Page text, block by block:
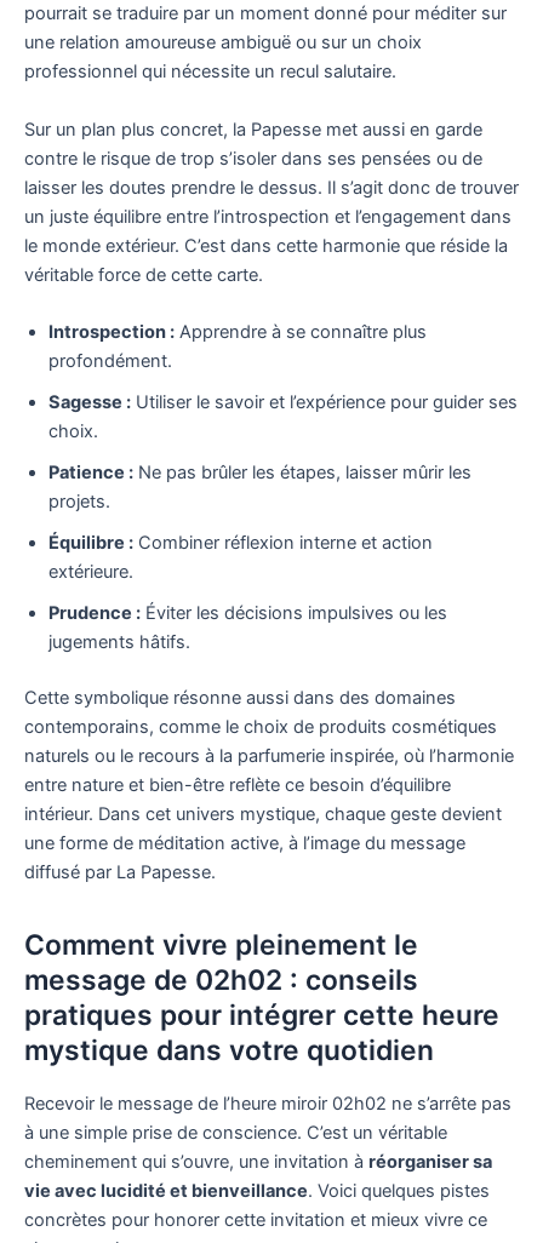
pourrait se traduire par un moment donné pour méditer sur
une relation amoureuse ambiguë ou sur un choix
professionnel qui nécessite un recul salutaire.
Sur un plan plus concret, la Papesse met aussi en garde
contre le risque de trop s’isoler dans ses pensées ou de
laisser les doutes prendre le dessus. Il s’agit donc de trouver
un juste équilibre entre l’introspection et l’engagement dans
le monde extérieur. C’est dans cette harmonie que réside la
véritable force de cette carte.
Introspection : Apprendre à se connaître plus
profondément.
Sagesse : Utiliser le savoir et l’expérience pour guider ses
choix.
Patience : Ne pas brûler les étapes, laisser mûrir les
projets.
Équilibre : Combiner réflexion interne et action
extérieure.
Prudence : Éviter les décisions impulsives ou les
jugements hâtifs.
Cette symbolique résonne aussi dans des domaines
contemporains, comme le choix de produits cosmétiques
naturels ou le recours à la parfumerie inspirée, où l’harmonie
entre nature et bien-être reflète ce besoin d’équilibre
intérieur. Dans cet univers mystique, chaque geste devient
une forme de méditation active, à l’image du message
diffusé par La Papesse.
Comment vivre pleinement le
message de 02h02 : conseils
pratiques pour intégrer cette heure
mystique dans votre quotidien
Recevoir le message de l’heure miroir 02h02 ne s’arrête pas
à une simple prise de conscience. C’est un véritable
cheminement qui s’ouvre, une invitation à réorganiser sa
vie avec lucidité et bienveillance. Voici quelques pistes
concrètes pour honorer cette invitation et mieux vivre ce